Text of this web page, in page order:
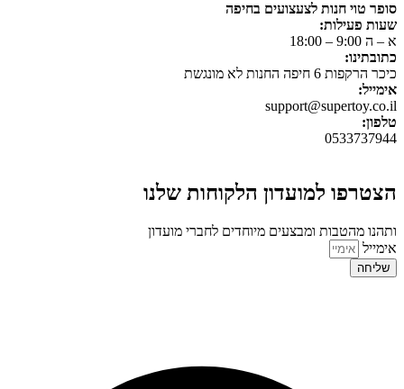
סופר טוי חנות לצעצועים בחיפה
שעות פעילות:
א – ה 9:00 – 18:00
כתובתינו:
כיכר הרקפות 6 חיפה החנות לא מונגשת
אימייל:
support@supertoy.co.il
טלפון:
0533737944
הצטרפו למועדון הלקוחות שלנו
ותהנו מהטבות ומבצעים מיוחדים לחברי מועדון
אימייל
שליחה